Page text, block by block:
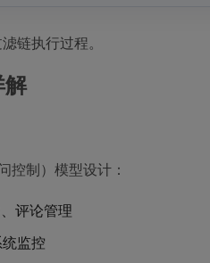
链执行过程。
解
控制）模型设计：
评论管理
监控